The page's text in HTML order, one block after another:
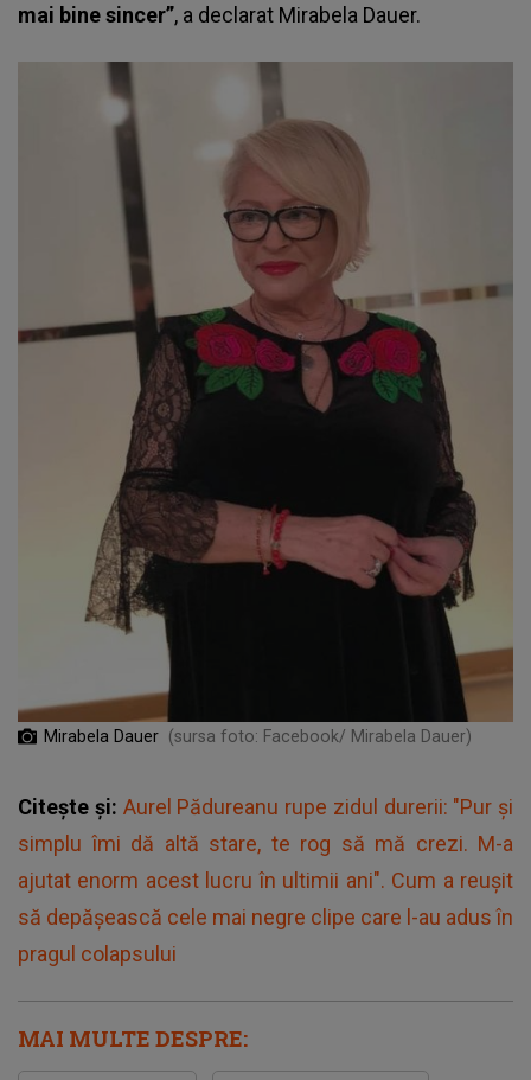
mai bine sincer”, a declarat Mirabela Dauer.
Mirabela Dauer (sursa foto: Facebook/ Mirabela Dauer)
Citește și: Aurel Pădureanu rupe zidul durerii: "Pur și
simplu îmi dă altă stare, te rog să mă crezi. M-a
ajutat enorm acest lucru în ultimii ani". Cum a reușit
să depășească cele mai negre clipe care l-au adus în
pragul colapsului
MAI MULTE DESPRE: